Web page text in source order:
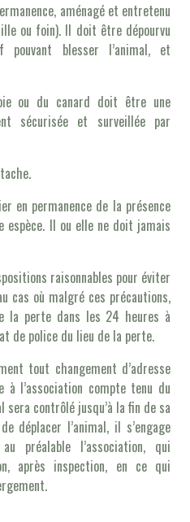
aménagé et entretenu
ou foin). Il doit être dépourvu
blesser l’animal, et
ou du canard doit être une
sécurisée et surveillée par
en permanence de la présence
espèce. Il ou elle ne doit jamais
raisonnables pour éviter
cas où malgré ces précautions,
la perte dans les 24 heures à
de police du lieu de la perte.
tout changement d’adresse
à l’association compte tenu du
contrôlé jusqu’à la fin de sa
déplacer l’animal, il s’engage
préalable l’association, qui
après inspection, en ce qui